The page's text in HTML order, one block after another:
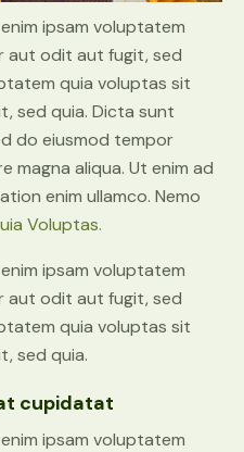
ipsam voluptatem
aut odit aut fugit, sed
quia voluptas sit
sed quia. Dicta sunt
do eiusmod tempor
magna aliqua. Ut enim ad
enim ullamco. Nemo
Voluptas.
ipsam voluptatem
aut odit aut fugit, sed
quia voluptas sit
sed quia.
cupidatat
ipsam voluptatem